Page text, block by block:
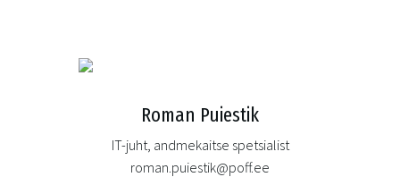
Roman Puiestik
IT-juht, andmekaitse spetsialist
roman.puiestik@poff.ee